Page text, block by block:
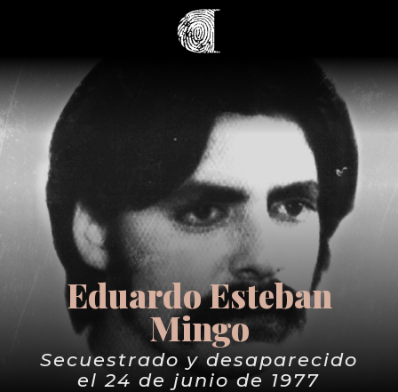
Eduardo Esteban
Mingo
Secuestrado y desaparecido
el 24 de junio de 1977